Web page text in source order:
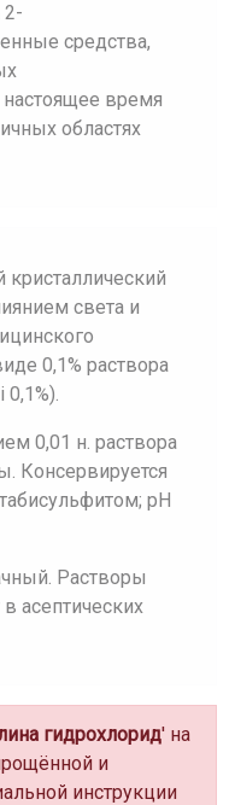
2-
средства,
время
областях
света и
0,1% раствора
0,01 н. раствора
Консервируется
рН
Растворы
в асептических
гидрохлорид' на
и
инструкции